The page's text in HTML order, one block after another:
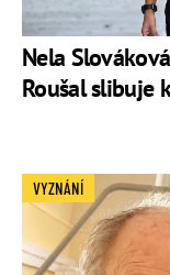
Nela
Roušal slibuje
VYZNÁNÍ